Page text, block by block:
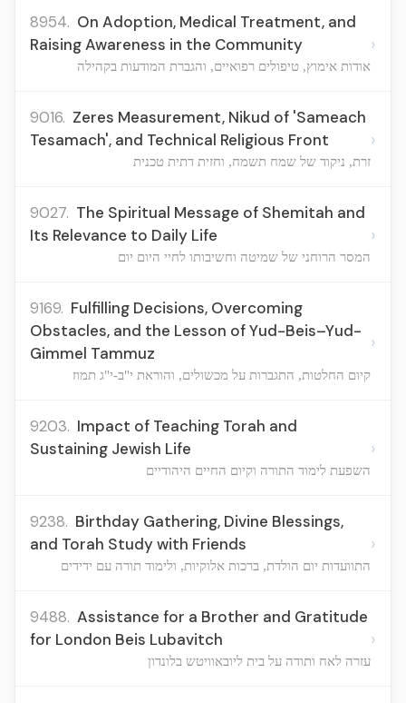
8954. On Adoption, Medical Treatment, and
Raising Awareness in the Community
אודות אימוץ, טיפולים רפואיים, והגברת המודעות בקהילה
›
9016. Zeres Measurement, Nikud of 'Sameach
Tesamach', and Technical Religious Front
זרת, ניקוד של שמח תשמח, וחזית דתית טכנית
›
9027. The Spiritual Message of Shemitah and
Its Relevance to Daily Life
המסר הרוחני של שמיטה וחשיבותו לחיי היום יום
›
9169. Fulfilling Decisions, Overcoming
Obstacles, and the Lesson of Yud-Beis–Yud-
Gimmel Tammuz
קיום החלטות, התגברות על מכשולים, והוראת י"ב-י"ג תמוז
›
9203. Impact of Teaching Torah and
Sustaining Jewish Life
השפעת לימוד התורה וקיום החיים היהודיים
›
9238. Birthday Gathering, Divine Blessings,
and Torah Study with Friends
התוועדות יום הולדת, ברכות אלוקיות, ולימוד תורה עם ידידים
›
9488. Assistance for a Brother and Gratitude
for London Beis Lubavitch
עזרה לאח ותודה על בית ליובאוויטש בלונדון
›